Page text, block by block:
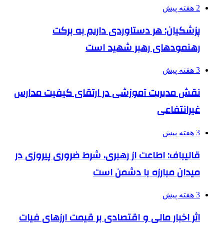
2 هفته پیش
پزشکیان: هر دستاوردی داریم به برکت
رهنمودهای رهبر شهید است
3 هفته پیش
نقش مدیریت آموزشی در ارتقای کیفیت مدارس
غیرانتفاعی
3 هفته پیش
قالیباف: اطاعت از رهبری، شرط ضروری پیروزی در
میدان مبارزه با دشمن است
3 هفته پیش
اثر اخبار مالی و اقتصادی بر قیمت ارزهای فیات